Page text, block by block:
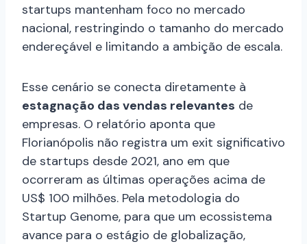
startups mantenham foco no mercado
nacional, restringindo o tamanho do mercado
endereçável e limitando a ambição de escala.
Esse cenário se conecta diretamente à
estagnação das vendas relevantes de
empresas. O relatório aponta que
Florianópolis não registra um exit significativo
de startups desde 2021, ano em que
ocorreram as últimas operações acima de
US$ 100 milhões. Pela metodologia do
Startup Genome, para que um ecossistema
avance para o estágio de globalização,